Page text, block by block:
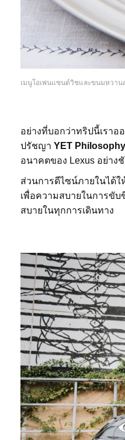
เมนูโอเพ่นแซนด์วิชและขนมหวาน
อย่างที่บอกว่าทริปนี้เราอ
ปรัชญา YET Philosophy
อนาคตของ Lexus อย่าง
ส่วนการดีไซน์ภายในได้
เพื่อความสบายในการขั
สบายในทุกการเดินทาง